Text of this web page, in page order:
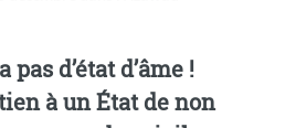
pas d’état d’âme !
à un État de non